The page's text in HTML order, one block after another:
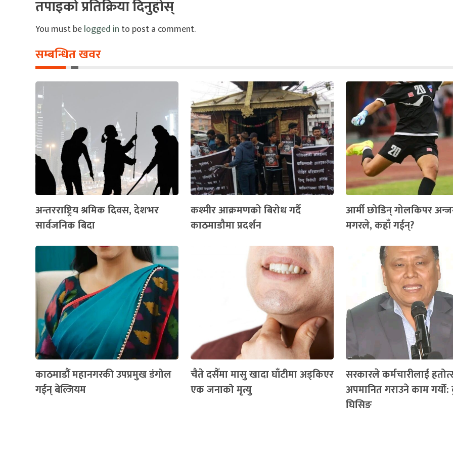
तपाइको प्रतिक्रिया दिनुहोस्
You must belogged in to post a comment.
सम्बन्धित खवर
अन्तरराष्ट्रिय श्रमिक दिवस, देशभर
सार्वजनिक बिदा
कश्मीर आक्रमणको बिरोध गर्दै
काठमाडौमा प्रदर्शन
आर्मी छोडिन् गोलकिपर
मगरले, कहाँ गईन्?
काठमाडौं महानगरकी उपप्रमुख डंगोल
गईन् बेल्जियम
चैते दसैँमा मासु खादा घाँटीमा अड्किएर
एक जनाको मृत्यु
सरकारले कर्मचारीलाई
अपमानित गराउने काम
घिसिङ